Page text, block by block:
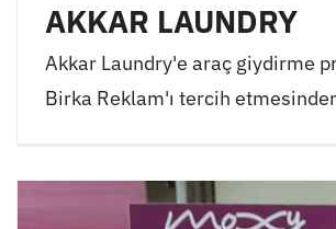
AKKAR LAUNDRY
Akkar Laundry'e araç giydirme
Birka Reklam'ı tercih